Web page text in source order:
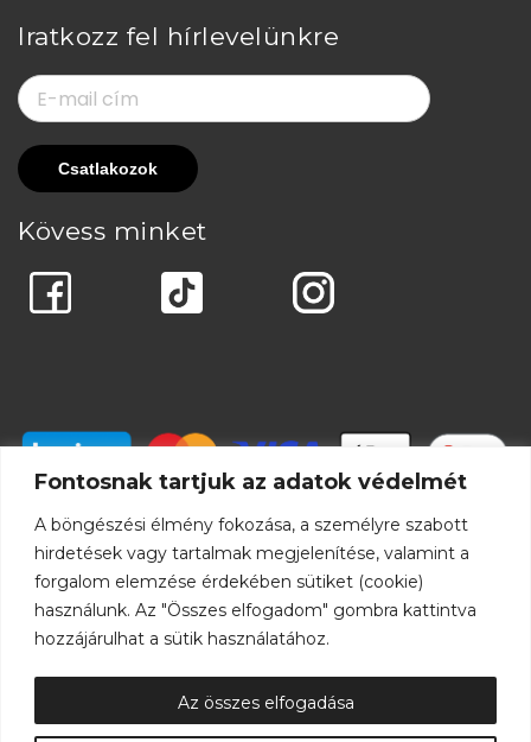
Fontosnak tartjuk az adatok védelmét
A böngészési élmény fokozása, a személyre szabott
hirdetések vagy tartalmak megjelenítése, valamint a
forgalom elemzése érdekében sütiket (cookie)
használunk. Az "Összes elfogadom" gombra kattintva
hozzájárulhat a sütik használatához.
Az összes elfogadása
Iratkozz fel hírlevelünkre
Kövess minket